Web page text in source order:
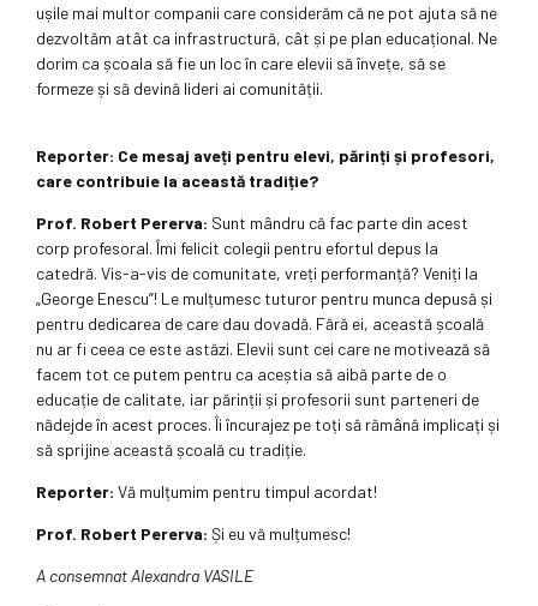
ușile mai multor companii care considerăm că ne pot ajuta să ne
dezvoltăm atât ca infrastructură, cât și pe plan educațional. Ne
dorim ca școala să fie un loc în care elevii să învețe, să se
formeze și să devină lideri ai comunității.
Reporter: Ce mesaj aveți pentru elevi, părinți și profesori,
care contribuie la această tradiție?
Prof. Robert Pererva: Sunt mândru că fac parte din acest
corp profesoral. Îmi felicit colegii pentru efortul depus la
catedră. Vis-a-vis de comunitate, vreți performanță? Veniți la
„George Enescu”! Le mulțumesc tuturor pentru munca depusă și
pentru dedicarea de care dau dovadă. Fără ei, această școală
nu ar fi ceea ce este astăzi. Elevii sunt cei care ne motivează să
facem tot ce putem pentru ca aceștia să aibă parte de o
educație de calitate, iar părinții și profesorii sunt parteneri de
nădejde în acest proces. Îi încurajez pe toți să rămână implicați și
să sprijine această școală cu tradiție.
Reporter: Vă mulțumim pentru timpul acordat!
Prof. Robert Pererva: Și eu vă mulțumesc!
A consemnat Alexandra VASILE